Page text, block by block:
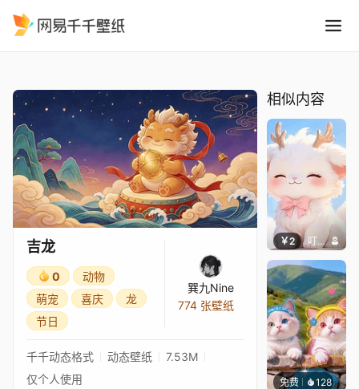
吉龙
0
动物
萌宠
喜庆
龙
节日
巽九Nine
774 张壁纸
千千动态格式 动态壁纸
7.53M
仅个人使用
相似内容
￥2 叮叮当当
免费 128豆子